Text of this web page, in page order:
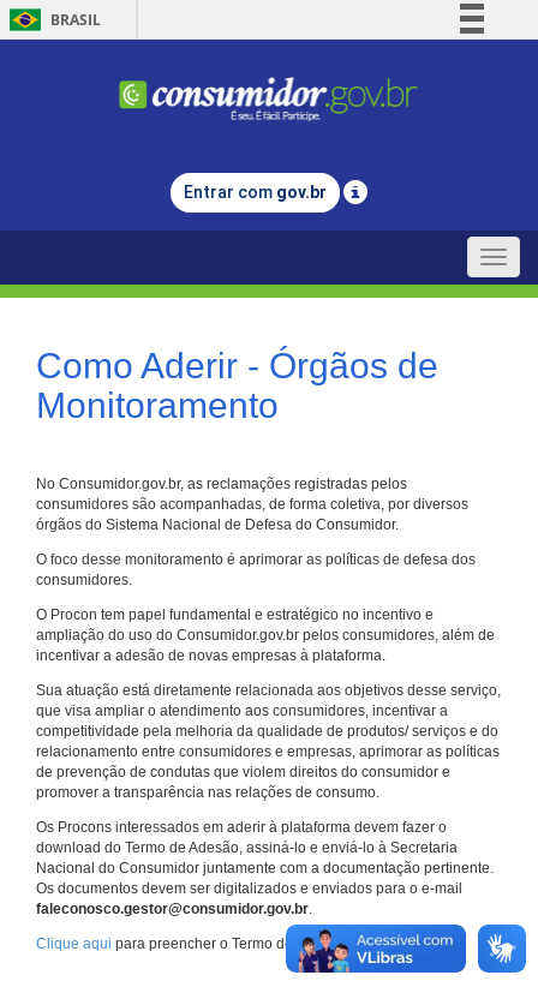
BRASIL
Comunica BR
Legislação
Entrar com gov.br
Toggle
Como Aderir - Órgãos de
Monitoramento
No Consumidor.gov.br, as reclamações registradas pelos
consumidores são acompanhadas, de forma coletiva, por diversos
órgãos do Sistema Nacional de Defesa do Consumidor.
O foco desse monitoramento é aprimorar as políticas de defesa dos
consumidores.
O Procon tem papel fundamental e estratégico no incentivo e
ampliação do uso do Consumidor.gov.br pelos consumidores, além de
incentivar a adesão de novas empresas à plataforma.
Sua atuação está diretamente relacionada aos objetivos desse serviço,
que visa ampliar o atendimento aos consumidores, incentivar a
competitividade pela melhoria da qualidade de produtos/ serviços e do
relacionamento entre consumidores e empresas, aprimorar as políticas
de prevenção de condutas que violem direitos do consumidor e
promover a transparência nas relações de consumo.
Os Procons interessados em aderir à plataforma devem fazer o
download do Termo de Adesão, assiná-lo e enviá-lo à Secretaria
Nacional do Consumidor juntamente com a documentação pertinente.
Os documentos devem ser digitalizados e enviados para o e-mail
faleconosco.gestor@consumidor.gov.br.
Clique aqui para preencher o Termo de Adesão.